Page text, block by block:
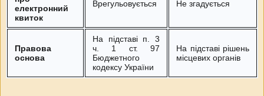
електронний
квиток
Врегульовується Не згадується
Правова
основа
На підставі п. 3
ч. 1 ст. 97
Бюджетного
кодексу України
На підставі рішень
місцевих органів